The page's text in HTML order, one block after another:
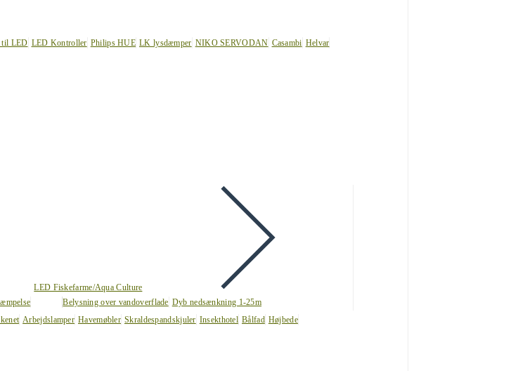
til LED LED Kontroller Philips HUE LK lysdæmper NIKO SERVODAN Casambi Helvar
LED Fiskefarme/Aqua Culture
Belysning over vandoverflade Dyb nedsænkning 1-25m
Arbejdslamper Havemøbler Skraldespandskjuler Insekthotel Bålfad Højbede